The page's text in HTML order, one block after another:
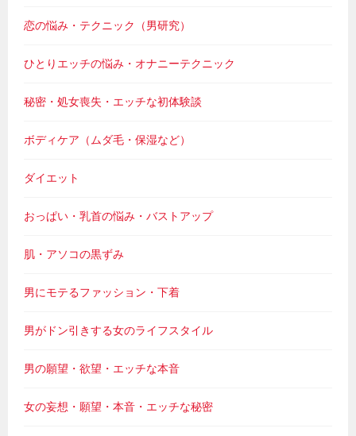
恋の悩み・テクニック（男研究）
ひとりエッチの悩み・オナニーテクニック
秘密・処女喪失・エッチな初体験談
ボディケア（ムダ毛・保湿など）
ダイエット
おっぱい・乳首の悩み・バストアップ
肌・アソコの黒ずみ
男にモテるファッション・下着
男がドン引きする女のライフスタイル
男の願望・欲望・エッチな本音
女の妄想・願望・本音・エッチな秘密